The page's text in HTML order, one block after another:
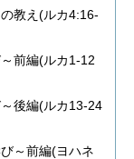
教え(ルカ4:16-
前編(ルカ1-12
後編(ルカ13-24
～前編(ヨハネ